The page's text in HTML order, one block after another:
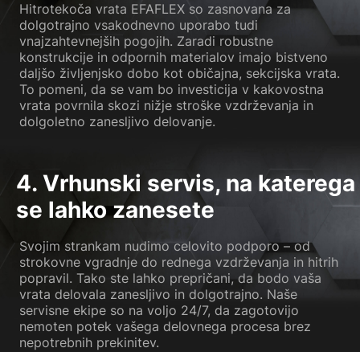
Hitrotekoča vrata EFAFLEX so zasnovana za
dolgotrajno vsakodnevno uporabo tudi
vnajzahtevnejših pogojih. Zaradi robustne
konstrukcije in odpornih materialov imajo bistveno
daljšo življenjsko dobo kot običajna, sekcijska vrata.
To pomeni, da se vam bo investicija v kakovostna
vrata povrnila skozi nižje stroške vzdrževanja in
dolgoletno zanesljivo delovanje.
4. Vrhunski servis, na katerega
se lahko zanesete
Svojim strankam nudimo celovito podporo – od
strokovne vgradnje do rednega vzdrževanja in hitrih
popravil. Tako ste lahko prepričani, da bodo vaša
vrata delovala zanesljivo in dolgotrajno. Naše
servisne ekipe so na voljo 24/7, da zagotovijo
nemoten potek vašega delovnega procesa brez
nepotrebnih prekinitev.